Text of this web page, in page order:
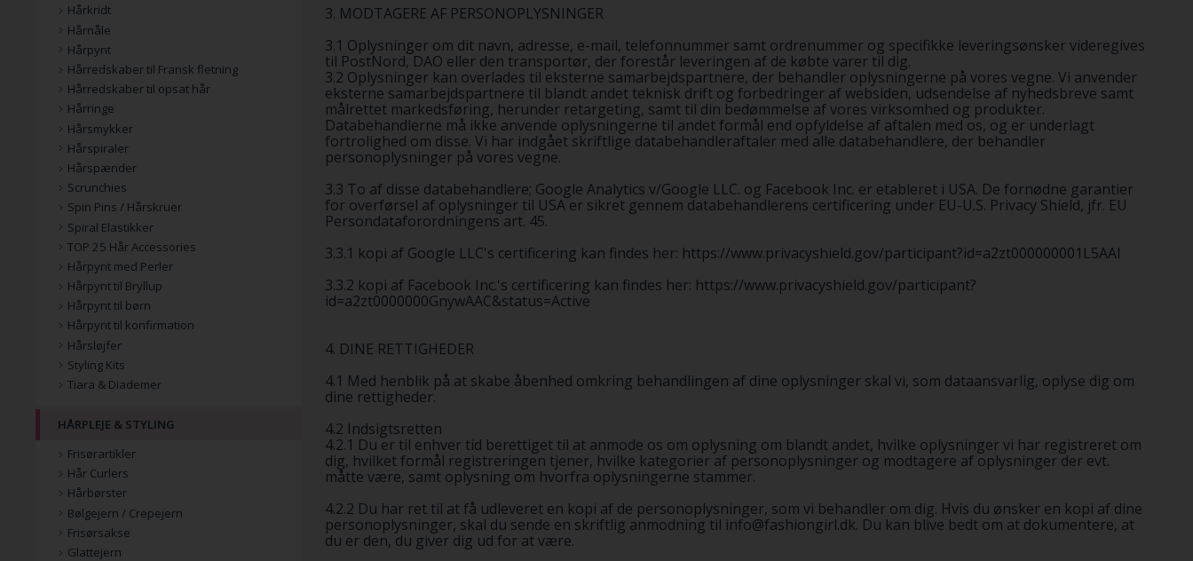
3. MODTAGERE AF PERSONOPLYSNINGER
3.1 Oplysninger om dit navn, adresse, e-mail, telefonnummer samt ordrenummer og specifikke leveringsønsker videregives
til PostNord, DAO eller den transportør, der forestår leveringen af de købte varer til dig.
3.2 Oplysninger kan overlades til eksterne samarbejdspartnere, der behandler oplysningerne på vores vegne. Vi anvender
eksterne samarbejdspartnere til blandt andet teknisk drift og forbedringer af websiden, udsendelse af nyhedsbreve samt
målrettet markedsføring, herunder retargeting, samt til din bedømmelse af vores virksomhed og produkter.
Databehandlerne må ikke anvende oplysningerne til andet formål end opfyldelse af aftalen med os, og er underlagt
fortrolighed om disse. Vi har indgået skriftlige databehandleraftaler med alle databehandlere, der behandler
personoplysninger på vores vegne.
3.3 To af disse databehandlere; Google Analytics v/Google LLC. og Facebook Inc. er etableret i USA. De fornødne garantier
for overførsel af oplysninger til USA er sikret gennem databehandlerens certificering under EU-U.S. Privacy Shield, jfr. EU
Persondataforordningens art. 45.
3.3.1 kopi af Google LLC's certificering kan findes her: https://www.privacyshield.gov/participant?id=a2zt000000001L5AAI
3.3.2 kopi af Facebook Inc.'s certificering kan findes her: https://www.privacyshield.gov/participant?
id=a2zt0000000GnywAAC&status=Active
4. DINE RETTIGHEDER
4.1 Med henblik på at skabe åbenhed omkring behandlingen af dine oplysninger skal vi, som dataansvarlig, oplyse dig om
dine rettigheder.
4.2 Indsigtsretten
4.2.1 Du er til enhver tid berettiget til at anmode os om oplysning om blandt andet, hvilke oplysninger vi har registreret om
dig, hvilket formål registreringen tjener, hvilke kategorier af personoplysninger og modtagere af oplysninger der evt.
måtte være, samt oplysning om hvorfra oplysningerne stammer.
4.2.2 Du har ret til at få udleveret en kopi af de personoplysninger, som vi behandler om dig. Hvis du ønsker en kopi af dine
personoplysninger, skal du sende en skriftlig anmodning til info@fashiongirl.dk. Du kan blive bedt om at dokumentere, at
du er den, du giver dig ud for at være.
Hårkridt
Hårnåle
Hårpynt
Hårredskaber til Fransk fletning
Hårredskaber til opsat hår
Hårringe
Hårsmykker
Hårspiraler
Hårspænder
Scrunchies
Spin Pins / Hårskruer
Spiral Elastikker
TOP 25 Hår Accessories
Hårpynt med Perler
Hårpynt til Bryllup
Hårpynt til børn
Hårpynt til konfirmation
Hårsløjfer
Styling Kits
Tiara & Diademer
HÅRPLEJE & STYLING
Frisørartikler
Hår Curlers
Hårbørster
Bølgejern / Crepejern
Frisørsakse
Glattejern